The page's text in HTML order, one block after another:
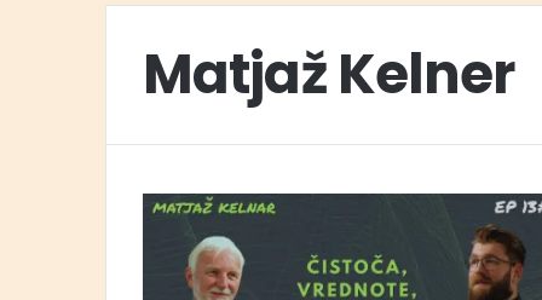
Matjaž Kelner